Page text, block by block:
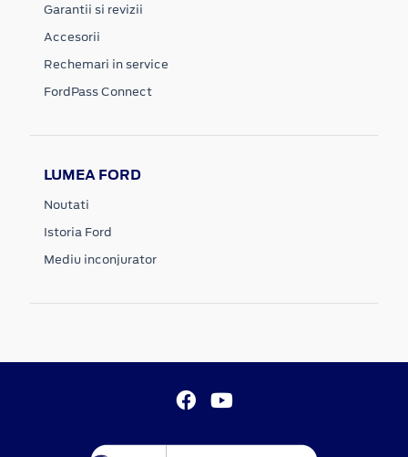
Garantii si revizii
Accesorii
Rechemari in service
FordPass Connect
LUMEA FORD
Noutati
Istoria Ford
Mediu inconjurator